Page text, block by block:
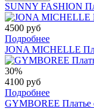
SUNNY FASHION
4500 руб
Подробнее
JONA MICHELLE
30%
4100 руб
Подробнее
GYMBOREE Платье